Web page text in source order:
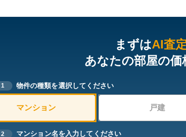
まずはAI査
あなたの部屋の価
1 物件の種類を選択してください
マンション 戸建
2 マンション名を入力してください